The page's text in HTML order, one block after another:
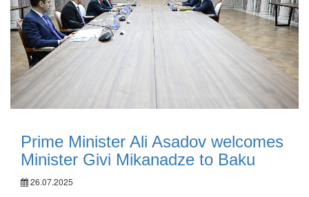
Prime Minister Ali Asadov welcomes
Minister Givi Mikanadze to Baku
26.07.2025